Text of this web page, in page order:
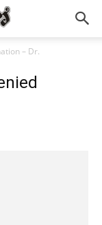
– Dr.